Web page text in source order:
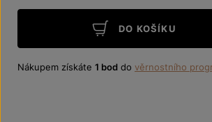
DO KOŠÍKU
Nákupem získáte 1 bod do věrnostního